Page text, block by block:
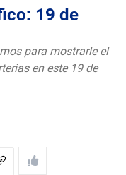
19 de
para mostrarle el
en este 19 de